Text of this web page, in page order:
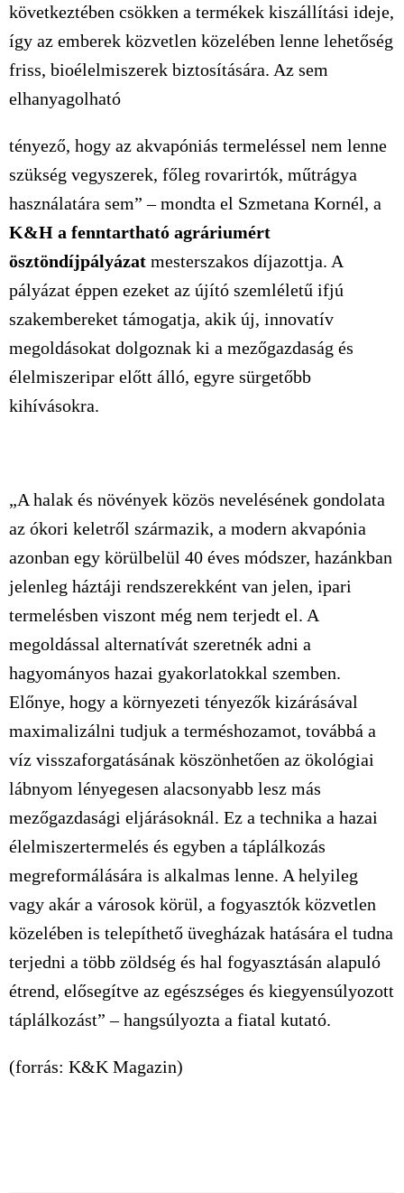
következtében csökken a termékek kiszállítási ideje,
így az emberek közvetlen közelében lenne lehetőség
friss, bioélelmiszerek biztosítására. Az sem
elhanyagolható
tényező, hogy az akvapóniás termeléssel nem lenne
szükség vegyszerek, főleg rovarirtók, műtrágya
használatára sem” – mondta el Szmetana Kornél, a
K&H a fenntartható agráriumért
ösztöndíjpályázat mesterszakos díjazottja. A
pályázat éppen ezeket az újító szemléletű ifjú
szakembereket támogatja, akik új, innovatív
megoldásokat dolgoznak ki a mezőgazdaság és
élelmiszeripar előtt álló, egyre sürgetőbb
kihívásokra.
„A halak és növények közös nevelésének gondolata
az ókori keletről származik, a modern akvapónia
azonban egy körülbelül 40 éves módszer, hazánkban
jelenleg háztáji rendszerekként van jelen, ipari
termelésben viszont még nem terjedt el. A
megoldással alternatívát szeretnék adni a
hagyományos hazai gyakorlatokkal szemben.
Előnye, hogy a környezeti tényezők kizárásával
maximalizálni tudjuk a terméshozamot, továbbá a
víz visszaforgatásának köszönhetően az ökológiai
lábnyom lényegesen alacsonyabb lesz más
mezőgazdasági eljárásoknál. Ez a technika a hazai
élelmiszertermelés és egyben a táplálkozás
megreformálására is alkalmas lenne. A helyileg
vagy akár a városok körül, a fogyasztók közvetlen
közelében is telepíthető üvegházak hatására el tudna
terjedni a több zöldség és hal fogyasztásán alapuló
étrend, elősegítve az egészséges és kiegyensúlyozott
táplálkozást” – hangsúlyozta a fiatal kutató.
(forrás: K&K Magazin)